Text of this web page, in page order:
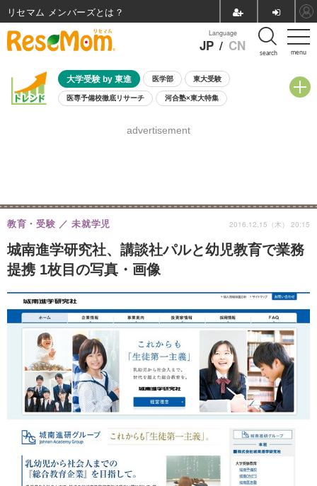
menu
Language
JP / CN search
大学受験 by 東進 医学部 東大受験
医専予備校徹底リサーチ 河合塾×東大特集
8月開催学校説明会・相談会
advertisement
城南進学研究社、講談社パルと幼児教育で業務
提携 1枚目の写真・画像
教育・受験 未就学児 2016.12.15（木） 20:15
リセマム メンバーズ